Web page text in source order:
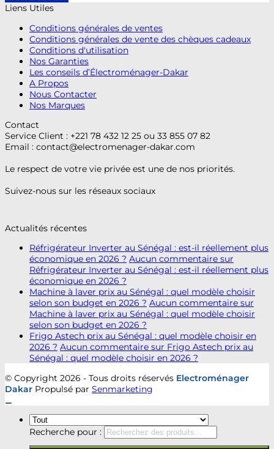
Liens Utiles
Conditions générales de ventes
Conditions générales de vente des chèques cadeaux
Conditions d'utilisation
Nos Garanties
Les conseils d’Électroménager-Dakar
A Propos
Nous Contacter
Nos Marques
Contact
Service Client : +221 78 432 12 25 ou 33 855 07 82
Email : contact@electromenager-dakar.com
Le respect de votre vie privée est une de nos priorités.
Suivez-nous sur les réseaux sociaux
Actualités récentes
Réfrigérateur Inverter au Sénégal : est-il réellement plus
économique en 2026 ? Aucun commentaire sur
Réfrigérateur Inverter au Sénégal : est-il réellement plus
économique en 2026 ?
Machine à laver prix au Sénégal : quel modèle choisir
selon son budget en 2026 ? Aucun commentaire sur
Machine à laver prix au Sénégal : quel modèle choisir
selon son budget en 2026 ?
Frigo Astech prix au Sénégal : quel modèle choisir en
2026 ? Aucun commentaire sur Frigo Astech prix au
Sénégal : quel modèle choisir en 2026 ?
© Copyright 2026 - Tous droits réservés Electroménager
Dakar Propulsé par Senmarketing
Recherche pour :